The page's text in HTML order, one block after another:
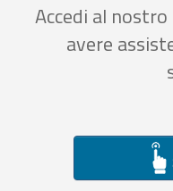
Accedi al
avere